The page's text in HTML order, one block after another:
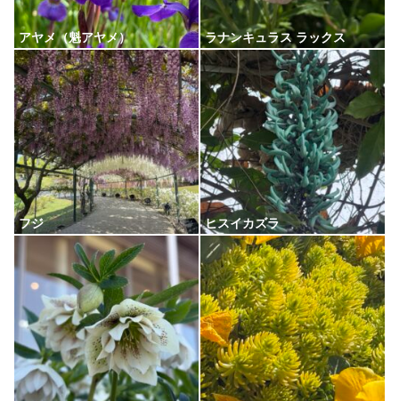
アヤメ（魁アヤメ） ラナンキュラス ラックス
フジ ヒスイカズラ